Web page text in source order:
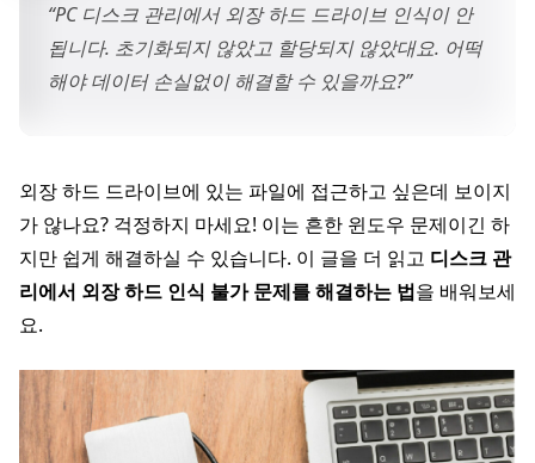
“PC 디스크 관리에서 외장 하드 드라이브 인식이 안
됩니다. 초기화되지 않았고 할당되지 않았대요. 어떡
해야 데이터 손실없이 해결할 수 있을까요?”
외장 하드 드라이브에 있는 파일에 접근하고 싶은데 보이지
가 않나요? 걱정하지 마세요! 이는 흔한 윈도우 문제이긴 하
지만 쉽게 해결하실 수 있습니다. 이 글을 더 읽고 디스크 관
리에서 외장 하드 인식 불가 문제를 해결하는 법을 배워보세
요.